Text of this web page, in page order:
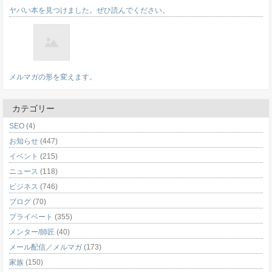
ヤバい本を見つけました。ぜひ読んでください。
メルマガの形を変えます。
カテゴリー
SEO (4)
お知らせ (447)
イベント (215)
ニュース (118)
ビジネス (746)
ブログ (70)
プライベート (355)
メンター/師匠 (40)
メール配信／メルマガ (173)
家族 (150)